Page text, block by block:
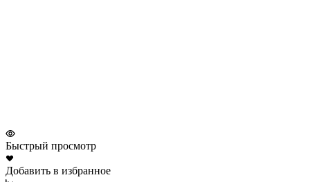
Быстрый просмотр
Добавить в избранное